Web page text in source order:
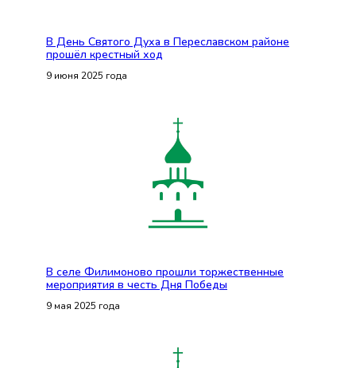
В День Святого Духа в Переславском районе
прошёл крестный ход
9 июня 2025 года
В селе Филимоново прошли торжественные
мероприятия в честь Дня Победы
9 мая 2025 года